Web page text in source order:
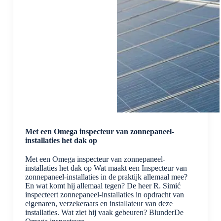
Met een Omega inspecteur van zonnepaneel-
installaties het dak op
Met een Omega inspecteur van zonnepaneel-
installaties het dak op Wat maakt een Inspecteur van
zonnepaneel-installaties in de praktijk allemaal mee?
En wat komt hij allemaal tegen? De heer R. Simić
inspecteert zonnepaneel-installaties in opdracht van
eigenaren, verzekeraars en installateur van deze
installaties. Wat ziet hij vaak gebeuren? BlunderDe